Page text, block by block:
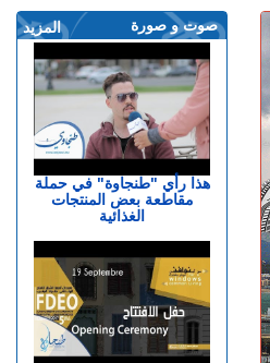
المزيد صوت و صورة
هذا رأي "طنجاوة" في حملة
مقاطعة بعض المنتجات
الغذائية